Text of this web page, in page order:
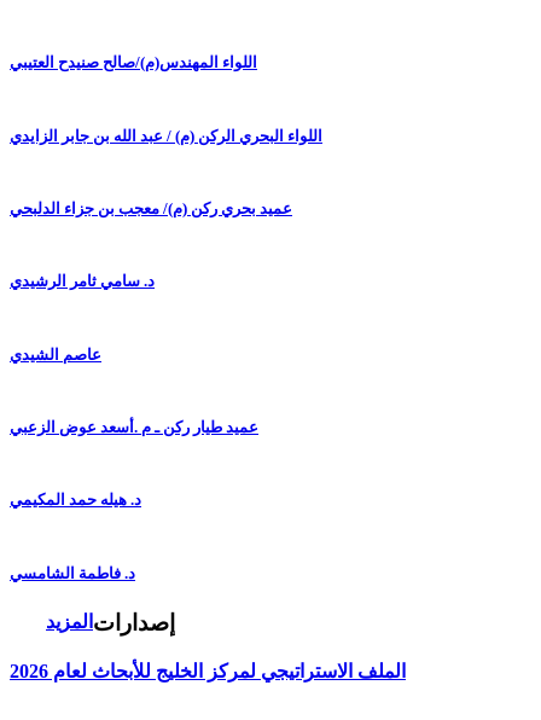
اللواء المهندس(م)/صالح صنيدح العتيبي
اللواء البحري الركن (م) / عبد الله بن جابر الزايدي
عميد بحري ركن (م)/ معجب بن جزاء الدلبحي
د. سامي ثامر الرشيدي
عاصم الشيدي
عميد طيار ركن ـ م .أسعد عوض الزعبي
د. هيله حمد المكيمي
د. فاطمة الشامسي
المزيد إصدارات
الملف الاستراتيجي لمركز الخليج للأبحاث لعام 2026